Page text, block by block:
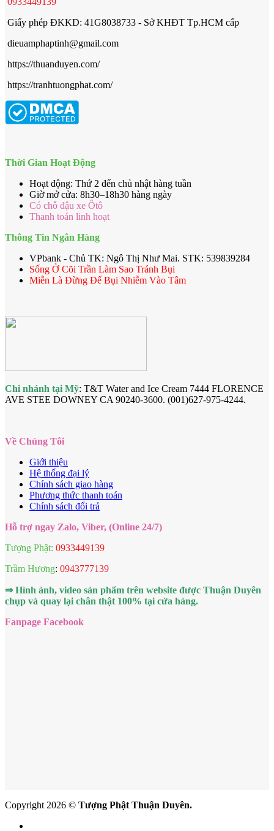
Giấy phép ĐKKD: 41G8038733 - Sở KHĐT Tp.HCM cấp
dieuamphaptinh@gmail.com
https://thuanduyen.com/
https://tranhtuongphat.com/
Thời Gian Hoạt Động
Hoạt động: Thứ 2 đến chủ nhật hàng tuần
Giờ mở cửa: 8h30–18h30 hàng ngày
Có chỗ đậu xe Ôtô
Thanh toán linh hoạt
Thông Tin Ngân Hàng
VPbank - Chủ TK: Ngô Thị Như Mai. STK: 539839284
Sống Ở Cõi Trần Làm Sao Tránh Bụi
Miễn Là Đừng Để Bụi Nhiễm Vào Tâm
Chi nhánh tại Mỹ: T&T Water and Ice Cream 7444 FLORENCE
AVE STEE DOWNEY CA 90240-3600. (001)627-975-4244.
Về Chúng Tôi
Giới thiệu
Hệ thống đại lý
Chính sách giao hàng
Phương thức thanh toán
Chính sách đổi trả
Hỗ trợ ngay Zalo, Viber, (Online 24/7)
Tượng Phật: 0933449139
Trầm Hương: 0943777139
⇒ Hình ảnh, video sản phẩm trên website được Thuận Duyên
chụp và quay lại chân thật 100% tại cửa hàng.
Fanpage Facebook
Copyright 2026 © Tượng Phật Thuận Duyên.